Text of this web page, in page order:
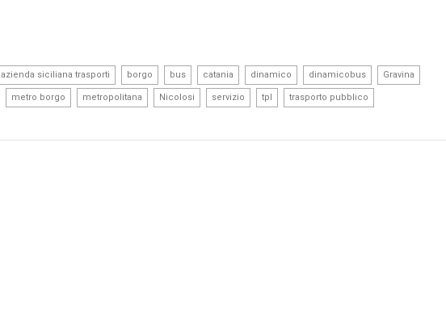
azienda siciliana trasporti borgo bus catania dinamico dinamicobus Gravina
metro borgo metropolitana Nicolosi servizio tpl trasporto pubblico